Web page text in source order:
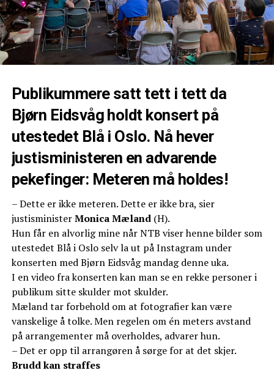
Publikummere satt tett i tett da
Bjørn Eidsvåg holdt konsert på
utestedet Blå i Oslo. Nå hever
justisministeren en advarende
pekefinger: Meteren må holdes!
– Dette er ikke meteren. Dette er ikke bra, sier
justisministerMonica Mæland(H).
Hun får en alvorlig mine når NTB viser henne bilder som
utestedet Blå i Oslo selv la ut på Instagram under
konserten med Bjørn Eidsvåg mandag denne uka.
I en video fra konserten kan man se en rekke personer i
publikum sitte skulder mot skulder.
Mæland tar forbehold om at fotografier kan være
vanskelige å tolke. Men regelen om én meters avstand
på arrangementer må overholdes, advarer hun.
– Det er opp til arrangøren å sørge for at det skjer.
Brudd kan straffes